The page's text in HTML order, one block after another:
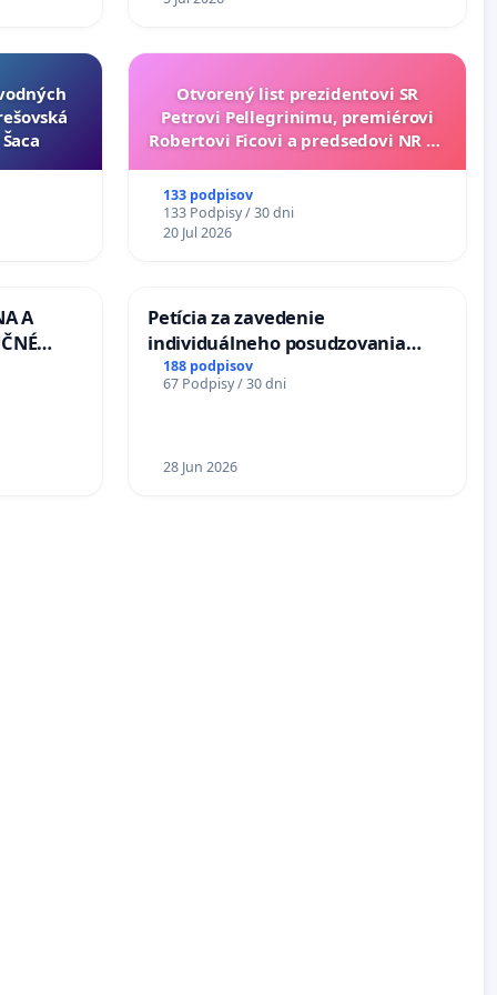
Otvorený list prezidentovi SR
Petrovi Pellegrinimu, premiérovi
Robertovi Ficovi a predsedovi NR SR
133 podpisov
133 Podpisy / 30 dni
20 Jul 2026
A
Petícia za zavedenie
individuálneho posudzovania
zdravotnej spôsobilosti osôb s
diabetom 1. a 2. typu pri prijímaní
188 podpisov
67 Podpisy / 30 dni
28 Jun 2026